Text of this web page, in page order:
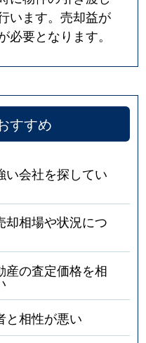
います。売却益が
要となります。
すすめ
い会社を探してい
却相場や状況につ
産の査定価格を相
と相性が悪い